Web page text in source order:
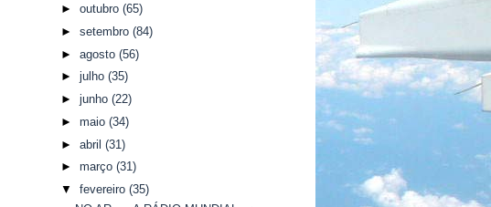
► outubro (65)
► setembro (84)
► agosto (56)
► julho (35)
► junho (22)
► maio (34)
► abril (31)
► março (31)
▼ fevereiro (35)